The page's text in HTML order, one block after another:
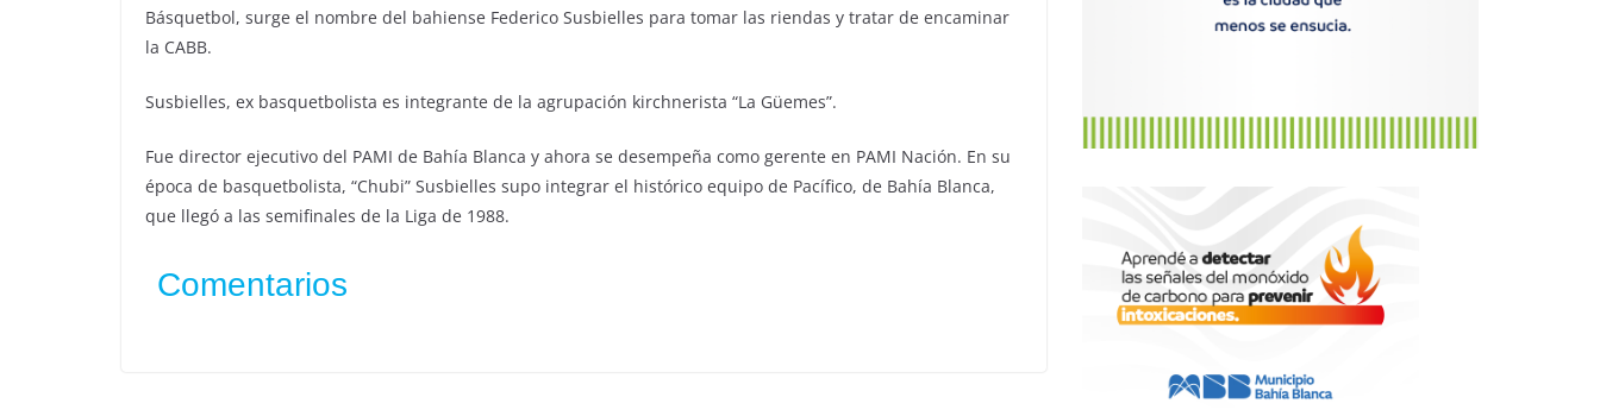
Básquetbol, surge el nombre del bahiense Federico Susbielles para tomar las riendas y tratar de encaminar
la CABB.
Susbielles, ex basquetbolista es integrante de la agrupación kirchnerista “La Güemes”.
Fue director ejecutivo del PAMI de Bahía Blanca y ahora se desempeña como gerente en PAMI Nación. En su
época de basquetbolista, “Chubi” Susbielles supo integrar el histórico equipo de Pacífico, de Bahía Blanca,
que llegó a las semifinales de la Liga de 1988.
Comentarios